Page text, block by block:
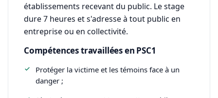
établissements recevant du public. Le stage
dure 7 heures et s'adresse à tout public en
entreprise ou en collectivité.
Compétences travaillées en PSC1
Protéger la victime et les témoins face à un
danger ;